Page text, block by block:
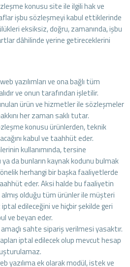
konusu site ile ilgili hak ve
işbu sözleşmeyi kabul ettiklerinde
eksiksiz, doğru, zamanında, işbu
dâhilinde yerine getireceklerini
yazılımları ve ona bağlı tüm
ve onun tarafından işletilir.
ürün ve hizmetler ile sözleşmeler
her zaman saklı tutar.
konusu ürünlerden, teknik
kabul ve taahhüt eder.
kullanımında, tersine
da bunların kaynak kodunu bulmak
herhangi bir başka faaliyetlerde
eder. Aksi halde bu faaliyetin
olduğu tüm ürünler ile müşteri
edileceğini ve hiçbir şekilde geri
ve beyan eder.
sahte sipariş verilmesi yasaktır.
iptal edilecek olup mevcut hesap
yazılıma ek olarak modül, istek ve